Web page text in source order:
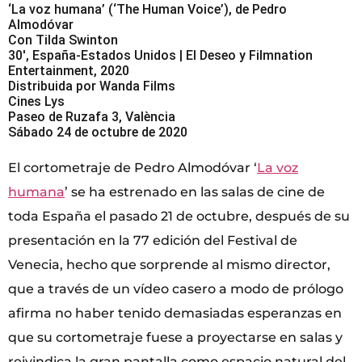
‘La voz humana’ (‘The Human Voice’), de Pedro
Almodóvar
Con Tilda Swinton
30′, España-Estados Unidos | El Deseo y Filmnation
Entertainment, 2020
Distribuida por Wanda Films
Cines Lys
Paseo de Ruzafa 3, València
Sábado 24 de octubre de 2020
El cortometraje de Pedro Almodóvar ‘La voz
humana’ se ha estrenado en las salas de cine de
toda España el pasado 21 de octubre, después de su
presentación en la 77 edición del Festival de
Venecia, hecho que sorprende al mismo director,
que a través de un vídeo casero a modo de prólogo
afirma no haber tenido demasiadas esperanzas en
que su cortometraje fuese a proyectarse en salas y